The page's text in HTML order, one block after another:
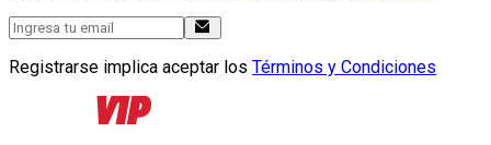
Registrarse implica aceptar los Términos y Condiciones